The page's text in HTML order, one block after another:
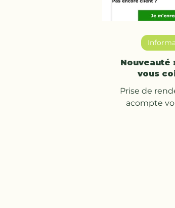
Nouveauté
vous
Prise de
acompte